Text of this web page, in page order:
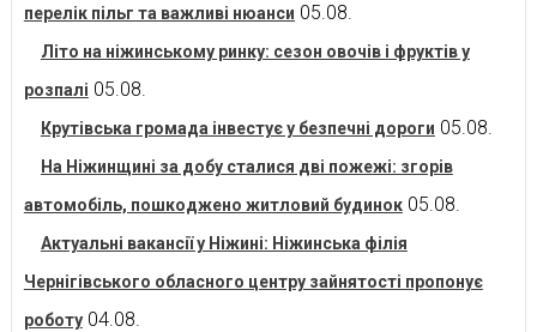
перелік пільг та важливі нюанси 05.08.
Літо на ніжинському ринку: сезон овочів і фруктів у
розпалі 05.08.
Крутівська громада інвестує у безпечні дороги 05.08.
На Ніжинщині за добу сталися дві пожежі: згорів
автомобіль, пошкоджено житловий будинок 05.08.
Актуальні вакансії у Ніжині: Ніжинська філія
Чернігівського обласного центру зайнятості пропонує
роботу 04.08.